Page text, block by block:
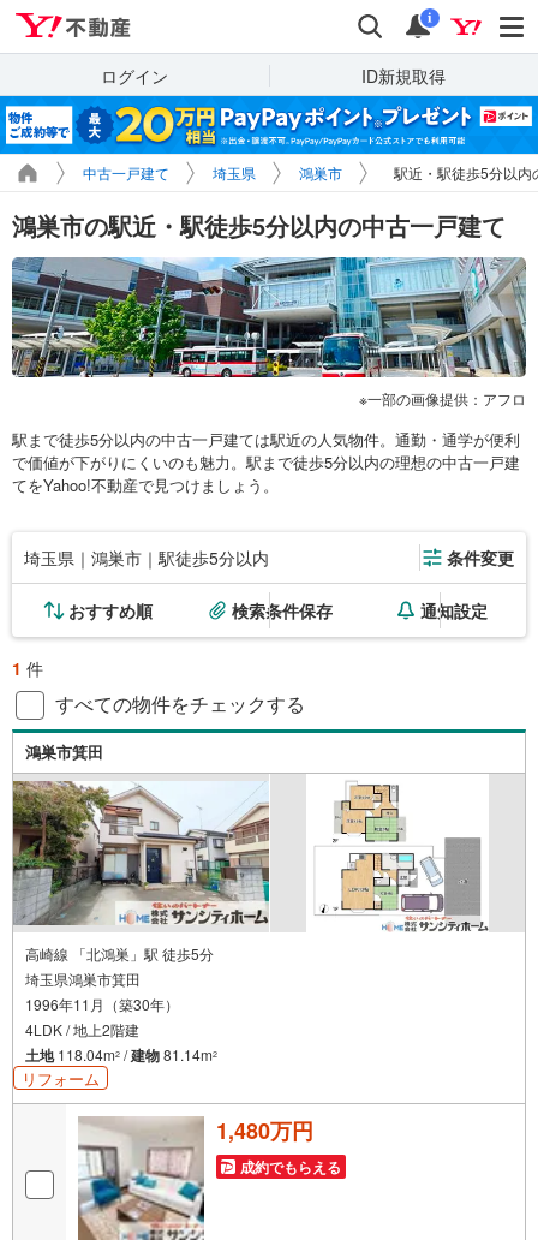
検索 通知
i
ログイン ID新規取得
中古一戸建て 埼玉県 鴻巣市 駅近・駅徒歩5分以内
鴻巣市の駅近・駅徒歩5分以内の中古一戸建て
一部の画像提供：アフロ
駅まで徒歩5分以内の中古一戸建ては駅近の人気物件。通勤・通学が便利
で価値が下がりにくいのも魅力。駅まで徒歩5分以内の理想の中古一戸建
てをYahoo!不動産で見つけましょう。
埼玉県｜鴻巣市｜駅徒歩5分以内 条件変更
おすすめ順 検索条件保存 通知設定
1 件
すべての物件をチェックする
鴻巣市箕田
高崎線 「北鴻巣」駅 徒歩5分
埼玉県鴻巣市箕田
1996年11月（築30年）
4LDK / 地上2階建
土地118.04m2 /建物81.14m2
リフォーム
1,480万円
成約でもらえる